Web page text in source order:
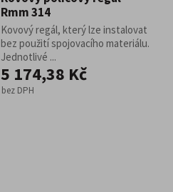
Rmm 314
Kovový regál, který lze instalovat
bez použití spojovacího materiálu.
Jednotlivé ...
5 174,38 Kč
bez DPH